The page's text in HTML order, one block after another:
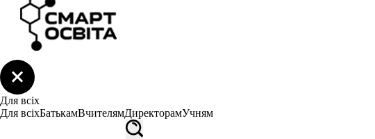
Для всіх
Для всіхБатькамВчителямДиректорамУчням